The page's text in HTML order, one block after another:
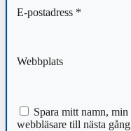
E-postadress *
Webbplats
Spara mitt namn,
webbläsare till nästa